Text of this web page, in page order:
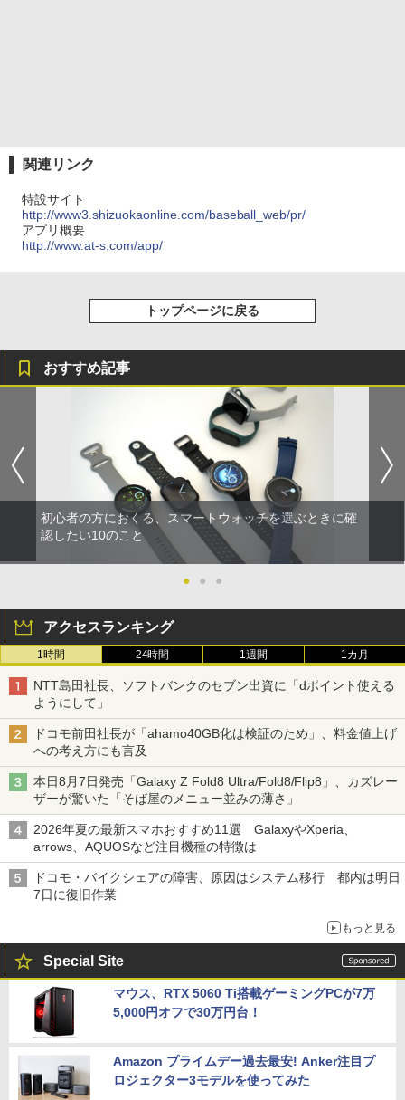
関連リンク
特設サイト
http://www3.shizuokaonline.com/baseball_web/pr/
アプリ概要
http://www.at-s.com/app/
トップページに戻る
おすすめ記事
初心者の方におくる、スマートウォッチを選ぶときに確
認したい10のこと
● ● ●
アクセスランキング
1時間 24時間 1週間 1カ月
NTT島田社長、ソフトバンクのセブン出資に「dポイント使える
ようにして」
ドコモ前田社長が「ahamo40GB化は検証のため」、料金値上げ
への考え方にも言及
本日8月7日発売「Galaxy Z Fold8 Ultra/Fold8/Flip8」、カズレー
ザーが驚いた「そば屋のメニュー並みの薄さ」
2026年夏の最新スマホおすすめ11選 GalaxyやXperia、
arrows、AQUOSなど注目機種の特徴は
ドコモ・バイクシェアの障害、原因はシステム移行 都内は明日
7日に復旧作業
もっと見る
Special Site
マウス、RTX 5060 Ti搭載ゲーミングPCが7万
5,000円オフで30万円台！
Amazon プライムデー過去最安! Anker注目プ
ロジェクター3モデルを使ってみた